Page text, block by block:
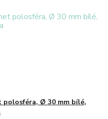
polosféra, Ø 30 mm bílé,